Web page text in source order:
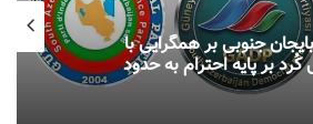
جنوبی بر همگرایی با
بر پایه احترام به حدود